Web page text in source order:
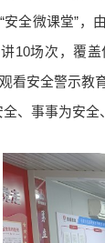
安全微课堂”，
10场次，覆
看安全警示教
全、事事为安全